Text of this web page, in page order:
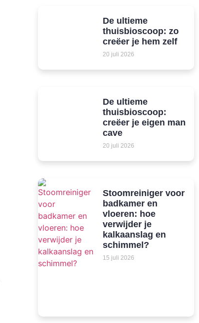
De ultieme
thuisbioscoop: zo
creëer je hem zelf
20 juli 2026
De ultieme
thuisbioscoop:
creëer je eigen man
cave
20 juli 2026
Stoomreiniger voor
badkamer en
vloeren: hoe
verwijder je
kalkaanslag en
schimmel?
15 juli 2026